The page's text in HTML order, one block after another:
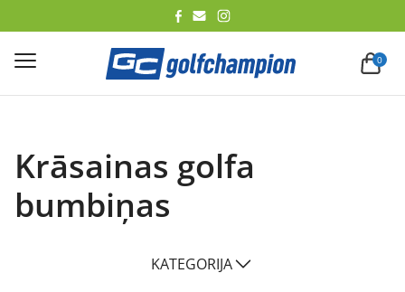
0
Krāsainas golfa
bumbiņas
KATEGORIJA